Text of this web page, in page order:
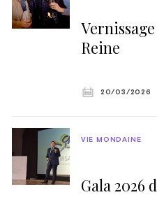
Reine
20/03/2026
Gala 2026
VIE MONDAINE